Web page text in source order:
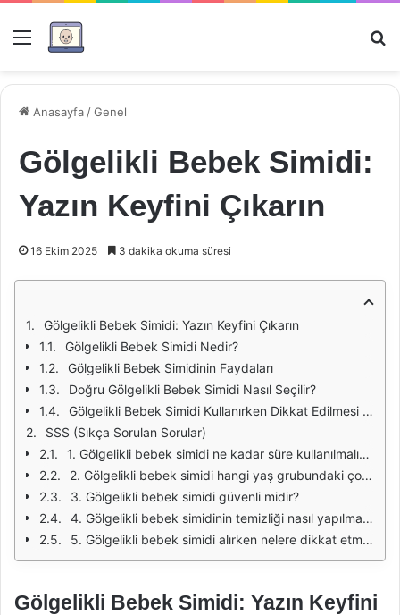
Menü
Anasayfa /Genel
Gölgelikli Bebek Simidi:
Yazın Keyfini Çıkarın
16 Ekim 2025 3 dakika okuma süresi
Gölgelikli Bebek Simidi: Yazın Keyfini Çıkarın
Gölgelikli Bebek Simidi Nedir?
Gölgelikli Bebek Simidinin Faydaları
Doğru Gölgelikli Bebek Simidi Nasıl Seçilir?
Gölgelikli Bebek Simidi Kullanırken Dikkat Edilmesi Gerekenler
SSS (Sıkça Sorulan Sorular)
1. Gölgelikli bebek simidi ne kadar süre kullanılmalıdır?
2. Gölgelikli bebek simidi hangi yaş grubundaki çocuklar için uygundur?
3. Gölgelikli bebek simidi güvenli midir?
4. Gölgelikli bebek simidinin temizliği nasıl yapılmalıdır?
5. Gölgelikli bebek simidi alırken nelere dikkat etmeliyim?
Gölgelikli Bebek Simidi: Yazın Keyfini